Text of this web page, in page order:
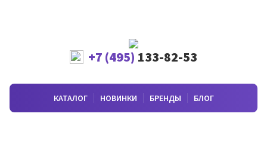
+7 (495) 133-82-53
КАТАЛОГ НОВИНКИ БРЕНДЫ БЛОГ